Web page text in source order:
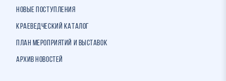
Новые поступления
Краеведческий каталог
План мероприятий и выставок
Архив новостей